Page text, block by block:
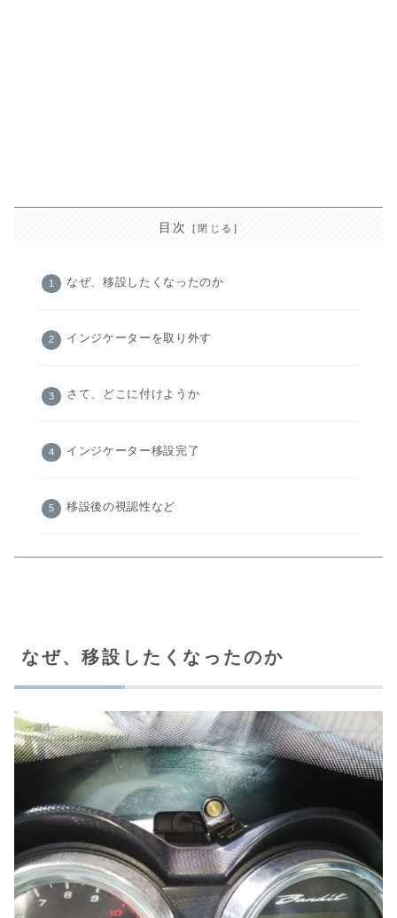
目次
なぜ、移設したくなったのか
インジケーターを取り外す
さて、どこに付けようか
インジケーター移設完了
移設後の視認性など
なぜ、移設したくなったのか